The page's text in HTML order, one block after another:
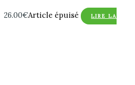
26.00€Article épuisé
LIRE LA